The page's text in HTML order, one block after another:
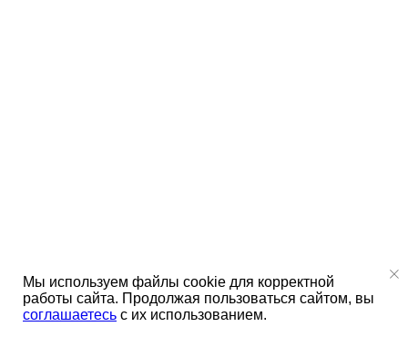
Мы используем файлы cookie для корректной
работы сайта. Продолжая пользоваться сайтом, вы
соглашаетесь с их использованием.